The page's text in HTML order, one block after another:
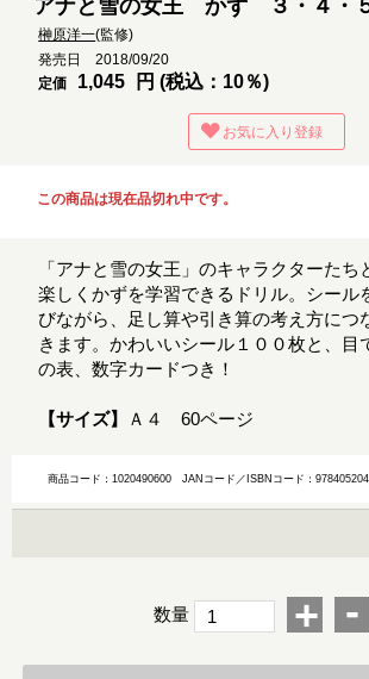
アナと雪の女王 かず ３・４・
榊原洋一(監修)
発売日 2018/09/20
定価
1,045 円 (税込：10％)
お気に入り登録
この商品は現在品切れ中です。
「アナと雪の女王」のキャラクターたち
楽しくかずを学習できるドリル。シール
びながら、足し算や引き算の考え方につ
きます。かわいいシール１００枚と、目
の表、数字カードつき！
【サイズ】 Ａ４ 60ページ
商品コード：1020490600JANコード／ISBNコード：
数量 + -